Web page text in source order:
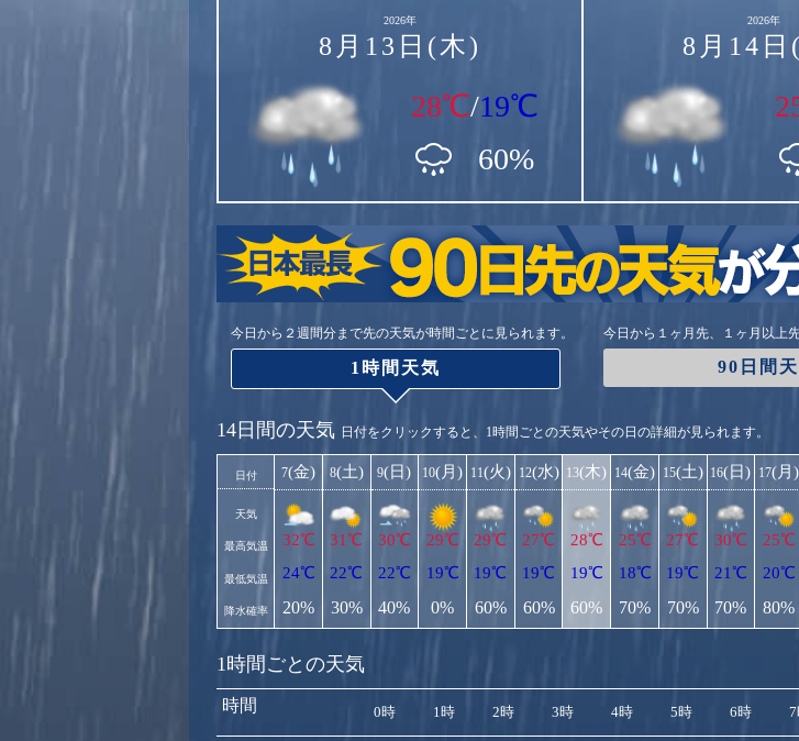
2026年
8月13日(木)
28℃/19℃
60%
2026年
8月14日
今日から２週間分まで先の天気が時間ごとに見られます。
1時間天気
今日から１ヶ月先、１ヶ月以上
90日間
14日間の天気 日付をクリックすると、1時間ごとの天気やその日の詳細が見られます。
日付
天気
最高気温
最低気温
降水確率
7(金)
32℃
24℃
20%
8(土)
31℃
22℃
30%
9(日)
30℃
22℃
40%
10(月)
29℃
19℃
0%
11(火)
29℃
19℃
60%
12(水)
27℃
19℃
60%
13(木)
28℃
19℃
60%
14(金)
25℃
18℃
70%
15(土)
27℃
19℃
70%
16(日)
30℃
21℃
70%
17(月)
25℃
20℃
80%
1時間ごとの天気
時間 0時 1時 2時 3時 4時 5時 6時